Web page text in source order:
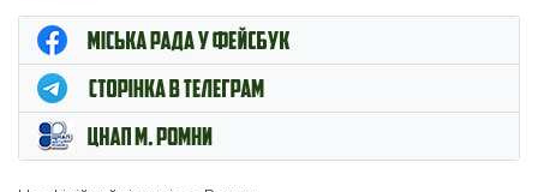
ЦНАП м. Ромни